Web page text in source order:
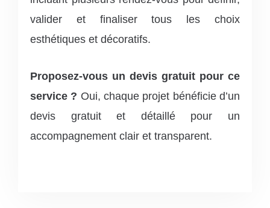
valider et finaliser tous les choix
esthétiques et décoratifs.
Proposez-vous un devis gratuit pour ce
service ? Oui, chaque projet bénéficie d’un
devis gratuit et détaillé pour un
accompagnement clair et transparent.